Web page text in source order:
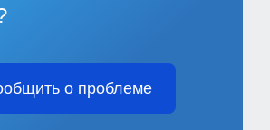
о проблеме